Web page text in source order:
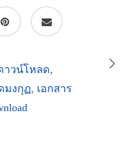
าวน์โหลด,
มงกุฏ, เอกสาร